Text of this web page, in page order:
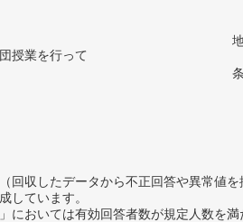
授業を行って
収したデータから不正回答や異常値を
しています。
おいては有効回答者数が規定人数を